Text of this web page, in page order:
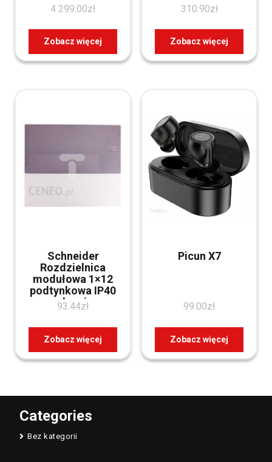
4 299.00zł
Zobacz więcej
310.90zł
Zobacz więcej
Schneider
Rozdzielnica
modułowa 1×12
podtynkowa IP40
drzwi
przezroczyste Mini
Pragma MIP22112T
93.44zł
Zobacz więcej
Picun X7
99.00zł
Zobacz więcej
Categories
Bez kategorii